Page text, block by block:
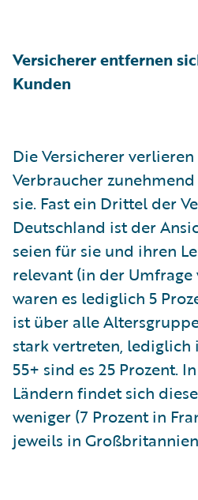
Versicherer entfernen
Kunden
Die Versicherer
Verbraucher
sie. Fast ein Drittel der
Deutschland ist der
seien für sie und ihren
relevant (in der
waren es lediglich 5
ist über alle
stark vertreten,
55+ sind es 25 Prozent.
Ländern findet sich
weniger (7 Prozent in
jeweils in